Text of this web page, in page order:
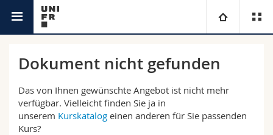
Campus
Theologische Fak.
Informationen für
Dokument nicht gefunden
Das von Ihnen gewünschte Angebot ist nicht mehr
verfügbar. Vielleicht finden Sie ja in
unserem Kurskatalog einen anderen für Sie passenden
Kurs?